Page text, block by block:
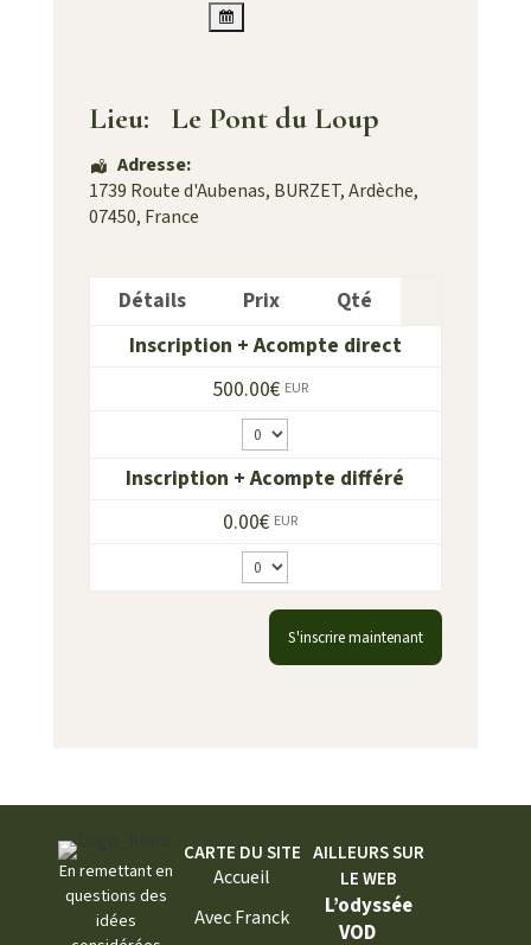
Lieu: Le Pont du Loup
Adresse:
1739 Route d'Aubenas, BURZET,Ardèche,
07450, France
Détails Prix
Qté
Inscription + Acompte direct
500.00€ EUR
Quantité
Inscription + Acompte différé
0.00€ EUR
Quantité
En remettant en
questions des
idées
CARTE DU SITE
Accueil
Avec Franck
AILLEURS SUR
LE WEB
L’odyssée
VOD